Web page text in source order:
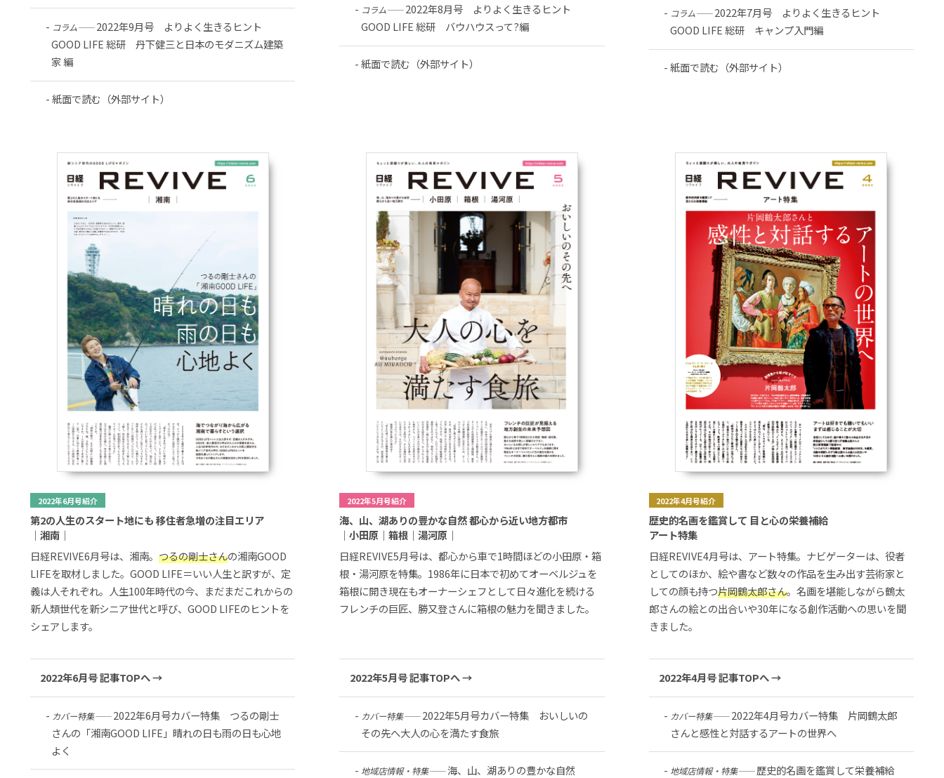
コラム――2022年9月号 よりよく生きるヒント
GOOD LIFE 総研 丹下健三と日本のモダニズム建築
家 編
紙面で読む（外部サイト）
コラム――2022年8月号 よりよく生きるヒント
GOOD LIFE 総研 バウハウスって?編
紙面で読む（外部サイト）
コラム――2022年7月号 よりよく生きるヒント
GOOD LIFE 総研 キャンプ入門編
紙面で読む（外部サイト）
2022年6月号紹介
第2の人生のスタート地にも 移住者急増の注目エリア
｜湘南｜
日経REVIVE6月号は、湘南。 つるの剛士さんの湘南GOOD
LIFEを取材しました。GOOD LIFE＝いい人生と訳すが、定
義は人それぞれ。人生100年時代の今、まだまだこれからの
新人類世代を新シニア世代と呼び、GOOD LIFEのヒントを
シェアします。
2022年6月号 記事TOPへ →
カバー特集――2022年6月号カバー特集 つるの剛士
さんの「湘南GOOD LIFE」晴れの日も雨の日も心地
よく
2022年5月号紹介
海、山、湖ありの豊かな自然 都心から近い地方都市
｜小田原｜箱根｜湯河原｜
日経REVIVE5月号は、都心から車で1時間ほどの小田原・箱
根・湯河原を特集。1986年に日本で初めてオーベルジュを
箱根に開き現在もオーナーシェフとして日々進化を続ける
フレンチの巨匠、勝又登さんに箱根の魅力を聞きました。
2022年5月号 記事TOPへ →
カバー特集――2022年5月号カバー特集 おいしいの
その先へ大人の心を満たす食旅
地域店情報・特集――海、山、湖ありの豊かな自然
2022年4月号紹介
歴史的名画を鑑賞して 目と心の栄養補給
アート特集
日経REVIVE4月号は、アート特集。ナビゲーターは、役者
としてのほか、絵や書など数々の作品を生み出す芸術家と
しての顔も持つ片岡鶴太郎さん。名画を堪能しながら鶴太
郎さんの絵との出合いや30年になる創作活動への思いを聞
きました。
2022年4月号 記事TOPへ →
カバー特集――2022年4月号カバー特集 片岡鶴太郎
さんと感性と対話するアートの世界へ
地域店情報・特集――歴史的名画を鑑賞して栄養補給